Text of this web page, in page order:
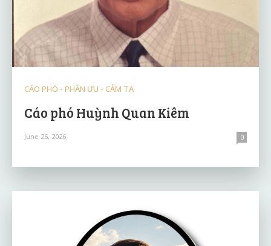
CÁO PHÓ - PHÂN ƯU - CẢM TẠ
Cáo phó Huỳnh Quan Kiêm
June 26, 2026 0